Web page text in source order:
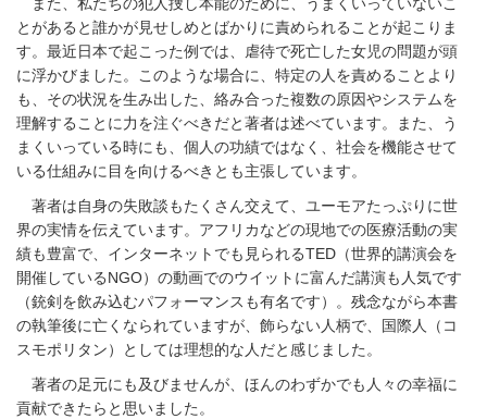
また、私たちの犯人捜し本能のために、うまくいっていないこ
とがあると誰かが見せしめとばかりに責められることが起こりま
す。最近日本で起こった例では、虐待で死亡した女児の問題が頭
に浮かびました。このような場合に、特定の人を責めることより
も、その状況を生み出した、絡み合った複数の原因やシステムを
理解することに力を注ぐべきだと著者は述べています。また、う
まくいっている時にも、個人の功績ではなく、社会を機能させて
いる仕組みに目を向けるべきとも主張しています。
著者は自身の失敗談もたくさん交えて、ユーモアたっぷりに世
界の実情を伝えています。アフリカなどの現地での医療活動の実
績も豊富で、インターネットでも見られるTED （世界的講演会を
開催しているNGO）の動画でのウイットに富んだ講演も人気です
（銃剣を飲み込むパフォーマンスも有名です）。残念ながら本書
の執筆後に亡くなられていますが、飾らない人柄で、国際人（コ
スモポリタン）としては理想的な人だと感じました。
著者の足元にも及びませんが、ほんのわずかでも人々の幸福に
貢献できたらと思いました。